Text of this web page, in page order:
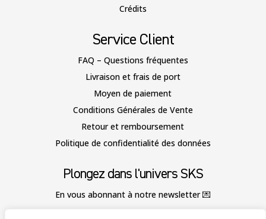
Crédits
Service Client
FAQ – Questions fréquentes
Livraison et frais de port
Moyen de paiement
Conditions Générales de Vente
Retour et remboursement
Politique de confidentialité des données
Plongez dans l'univers SKS
En vous abonnant à notre newsletter💌